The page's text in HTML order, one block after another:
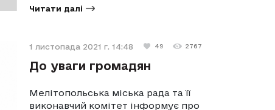
Читати далі
1 листопада 2021 г. 14:48 49 2767
До уваги громадян
Мелітопольська міська рада та її
виконавчий комітет інформує про